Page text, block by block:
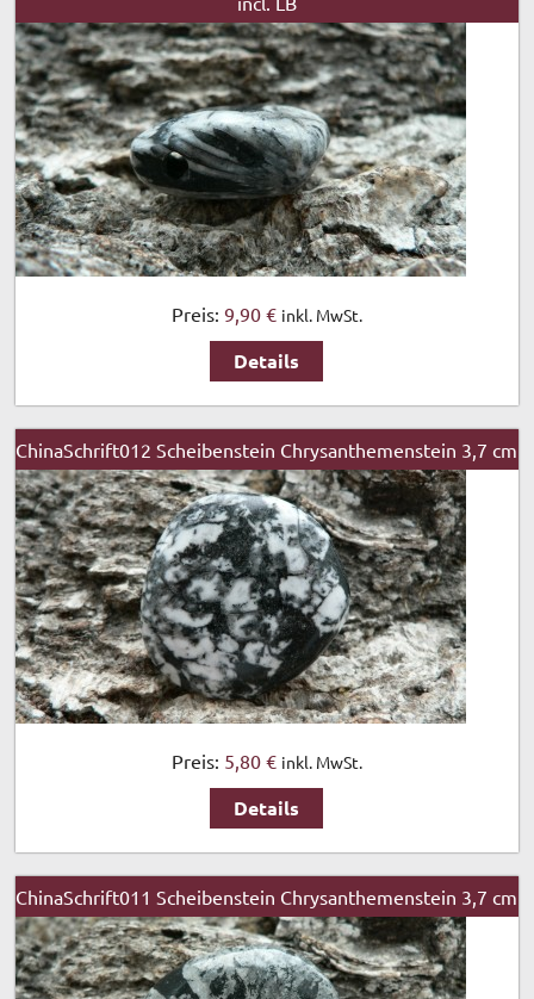
Preis: 9,90 € inkl. MwSt.
Details
ChinaSchrift012 Scheibenstein Chrysanthemenstein 3,7 cm
Preis: 5,80 € inkl. MwSt.
Details
ChinaSchrift011 Scheibenstein Chrysanthemenstein 3,7 cm